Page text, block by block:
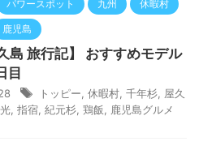
パワースポット 九州 休暇村
鹿児島
島 旅行記】 おすすめモデル
目
トッピー 休暇村 千年杉 屋久
指宿 紀元杉 鶏飯 鹿児島グルメ